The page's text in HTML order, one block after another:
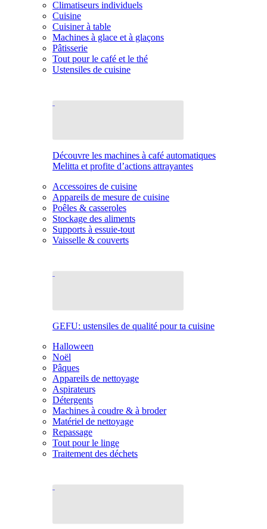
Climatiseurs individuels
Cuisine
Cuisiner à table
Machines à glace et à glaçons
Pâtisserie
Tout pour le café et le thé
Ustensiles de cuisine
Découvre les machines à café automatiques
Melitta et profite d’actions attrayantes
Accessoires de cuisine
Appareils de mesure de cuisine
Poêles & casseroles
Stockage des aliments
Supports à essuie-tout
Vaisselle & couverts
GEFU: ustensiles de qualité pour ta cuisine
Halloween
Noël
Pâques
Appareils de nettoyage
Aspirateurs
Détergents
Machines à coudre & à broder
Matériel de nettoyage
Repassage
Tout pour le linge
Traitement des déchets